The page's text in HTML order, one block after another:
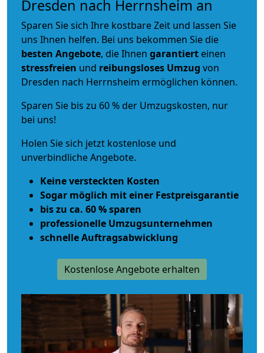
Dresden nach Herrnsheim an
Sparen Sie sich Ihre kostbare Zeit und lassen Sie
uns Ihnen helfen. Bei uns bekommen Sie die
besten Angebote, die Ihnen garantiert einen
stressfreien und reibungsloses Umzug von
Dresden nach Herrnsheim ermöglichen können.
Sparen Sie bis zu 60 % der Umzugskosten, nur
bei uns!
Holen Sie sich jetzt kostenlose und
unverbindliche Angebote.
Keine versteckten Kosten
Sogar möglich mit einer Festpreisgarantie
bis zu ca. 60 % sparen
professionelle Umzugsunternehmen
schnelle Auftragsabwicklung
Kostenlose Angebote erhalten